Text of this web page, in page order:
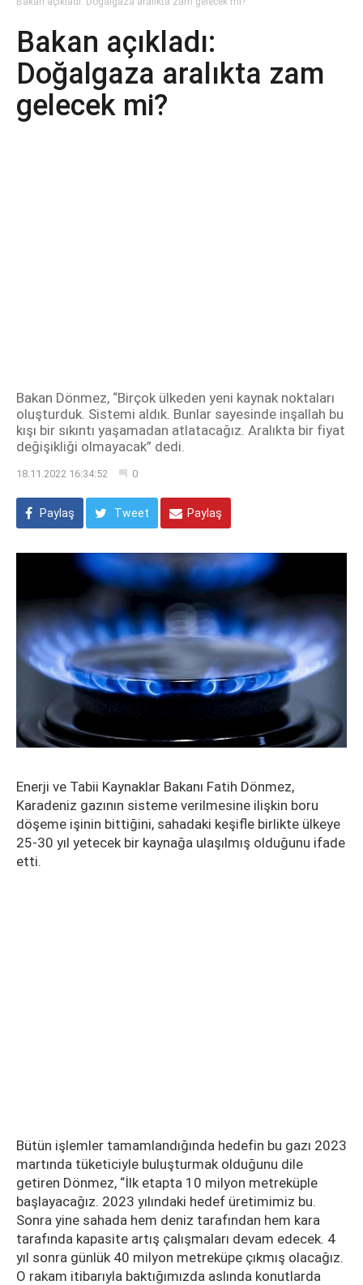
Bakan açıkladı:
Doğalgaza aralıkta zam
gelecek mi?
Bakan Dönmez, “Birçok ülkeden yeni kaynak noktaları
oluşturduk. Sistemi aldık. Bunlar sayesinde inşallah bu
kışı bir sıkıntı yaşamadan atlatacağız. Aralıkta bir fiyat
değişikliği olmayacak” dedi.
18.11.2022 16:34:52 0
Paylaş Tweet Paylaş
Enerji ve Tabii Kaynaklar Bakanı Fatih Dönmez,
Karadeniz gazının sisteme verilmesine ilişkin boru
döşeme işinin bittiğini, sahadaki keşifle birlikte ülkeye
25-30 yıl yetecek bir kaynağa ulaşılmış olduğunu ifade
etti.
Bütün işlemler tamamlandığında hedefin bu gazı 2023
martında tüketiciyle buluşturmak olduğunu dile
getiren Dönmez, “İlk etapta 10 milyon metreküple
başlayacağız. 2023 yılındaki hedef üretimimiz bu.
Sonra yine sahada hem deniz tarafından hem kara
tarafında kapasite artış çalışmaları devam edecek. 4
yıl sonra günlük 40 milyon metreküpe çıkmış olacağız.
O rakam itibarıyla baktığımızda aslında konutlarda